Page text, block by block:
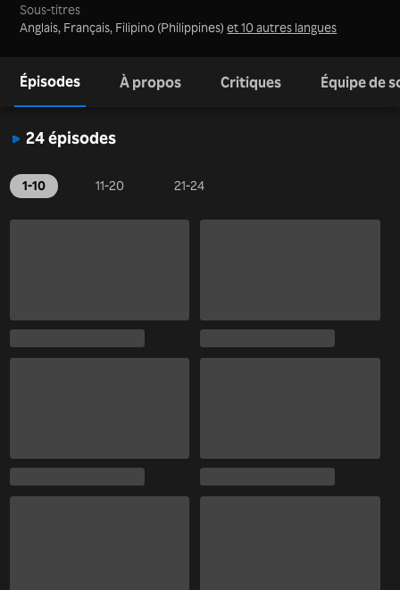
Sous-titres
Anglais, Français, Filipino (Philippines)et 10 autres langues
Épisodes À propos Critiques Équipe de
24 épisodes
1-10 11-20 21-24